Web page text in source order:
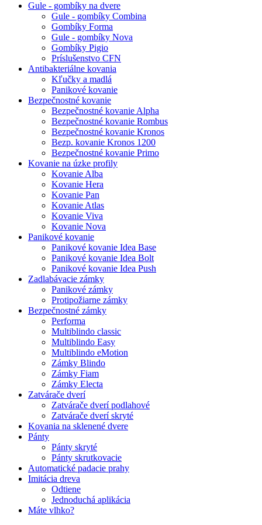
Gule - gombíky na dvere
Gule - gombíky Combina
Gombíky Forma
Gule - gombíky Nova
Gombíky Pigio
Príslušenstvo CFN
Antibakteriálne kovania
Kľučky a madlá
Panikové kovanie
Bezpečnostné kovanie
Bezpečnostné kovanie Alpha
Bezpečnostné kovanie Rombus
Bezpečnostné kovanie Kronos
Bezp. kovanie Kronos 1200
Bezpečnostné kovanie Primo
Kovanie na úzke profily
Kovanie Alba
Kovanie Hera
Kovanie Pan
Kovanie Atlas
Kovanie Viva
Kovanie Nova
Panikové kovanie
Panikové kovanie Idea Base
Panikové kovanie Idea Bolt
Panikové kovanie Idea Push
Zadlabávacie zámky
Panikové zámky
Protipožiarne zámky
Bezpečnostné zámky
Performa
Multiblindo classic
Multiblindo Easy
Multiblindo eMotion
Zámky Blindo
Zámky Fiam
Zámky Electa
Zatvárače dverí
Zatvárače dverí podlahové
Zatvárače dverí skryté
Kovania na sklenené dvere
Pánty
Pánty skryté
Pánty skrutkovacie
Automatické padacie prahy
Imitácia dreva
Odtiene
Jednoduchá aplikácia
Máte vlhko?